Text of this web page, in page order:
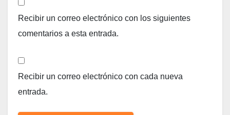
Recibir un correo electrónico con los siguientes
comentarios a esta entrada.
Recibir un correo electrónico con cada nueva
entrada.